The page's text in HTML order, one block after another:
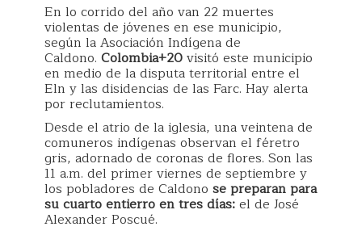
En lo corrido del año van 22 muertes
violentas de jóvenes en ese municipio,
según la Asociación Indígena de
Caldono. Colombia+20visitó este municipio
en medio de la disputa territorial entre el
Eln y las disidencias de las Farc. Hay alerta
por reclutamientos.
Desde el atrio de la iglesia, una veintena de
comuneros indígenas observan el féretro
gris, adornado de coronas de flores. Son las
11 a.m. del primer viernes de septiembre y
los pobladores de Caldono se preparan para
su cuarto entierro en tres días:el de José
Alexander Poscué.